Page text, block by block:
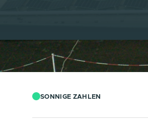
SONNIGE ZAHLEN